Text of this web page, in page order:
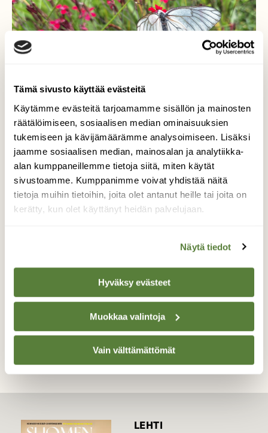
Tämä sivusto käyttää evästeitä
Käytämme evästeitä tarjoamamme sisällön ja mainosten
räätälöimiseen, sosiaalisen median ominaisuuksien
tukemiseen ja kävijämäärämme analysoimiseen. Lisäksi
jaamme sosiaalisen median, mainosalan ja analytiikka-
alan kumppaneillemme tietoja siitä, miten käytät
sivustoamme. Kumppanimme voivat yhdistää näitä
tietoja muihin tietoihin, joita olet antanut heille tai joita on
kerätty, kun olet käyttänyt heidän palvelujaan.
Näytä tiedot
Hyväksy evästeet
Muokkaa valintoja
Vain välttämättömät
Pihlajaperhonen
Pihlajaperhonen puuhaili ketoneilikoiden
TAKAISIN LISTAAN
LEHTI